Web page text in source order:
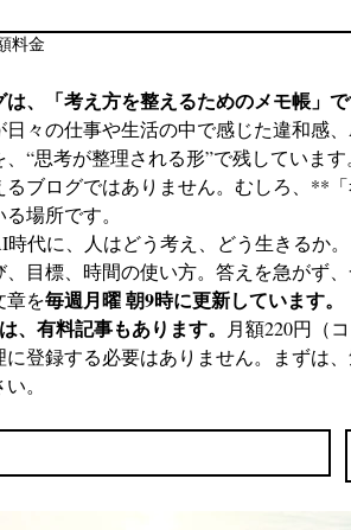
料金
、「考え方を整えるためのメモ帳」で
日々の仕事や生活の中で感じた違和感
“思考が整理される形”で残しています
るブログではありません。むしろ、**
場所です。
代に、人はどう考え、どう生きるか。
、目標、時間の使い方。答えを急がず
章を毎週月曜 朝9時に更新しています。
、有料記事もあります。
月額220円（
に登録する必要はありません。まずは
。